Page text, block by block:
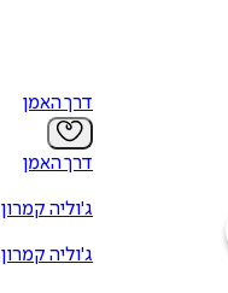
דרך האמן
דרך האמן
ג'וליה קמרון
ג'וליה קמרון